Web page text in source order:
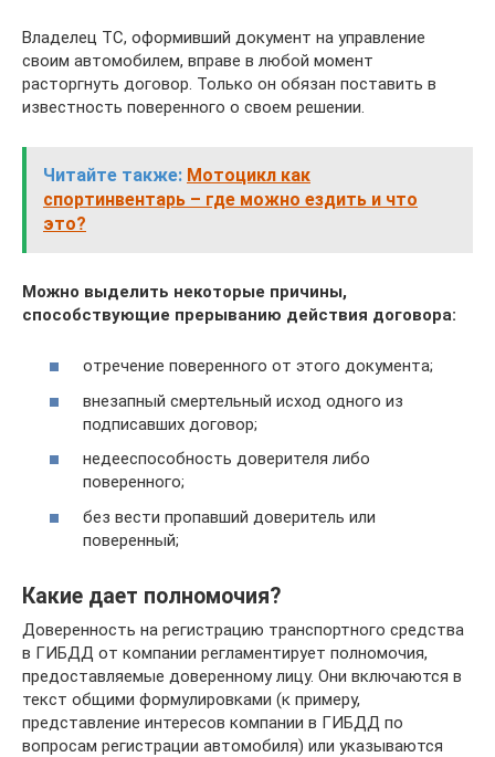
Владелец ТС, оформивший документ на управление
своим автомобилем, вправе в любой момент
расторгнуть договор. Только он обязан поставить в
известность поверенного о своем решении.
Читайте также: Мотоцикл как
спортинвентарь – где можно ездить и что
это?
Можно выделить некоторые причины,
способствующие прерыванию действия договора:
отречение поверенного от этого документа;
внезапный смертельный исход одного из
подписавших договор;
недееспособность доверителя либо
поверенного;
без вести пропавший доверитель или
поверенный;
Какие дает полномочия?
Доверенность на регистрацию транспортного средства
в ГИБДД от компании регламентирует полномочия,
предоставляемые доверенному лицу. Они включаются в
текст общими формулировками (к примеру,
представление интересов компании в ГИБДД по
вопросам регистрации автомобиля) или указываются